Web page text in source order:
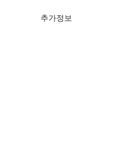
추가정보